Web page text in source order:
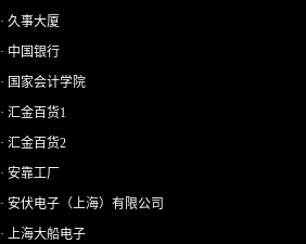
· 久事大厦
· 中国银行
· 国家会计学院
· 汇金百货1
· 汇金百货2
· 安靠工厂
· 安伏电子（上海）有限公司
· 上海大船电子